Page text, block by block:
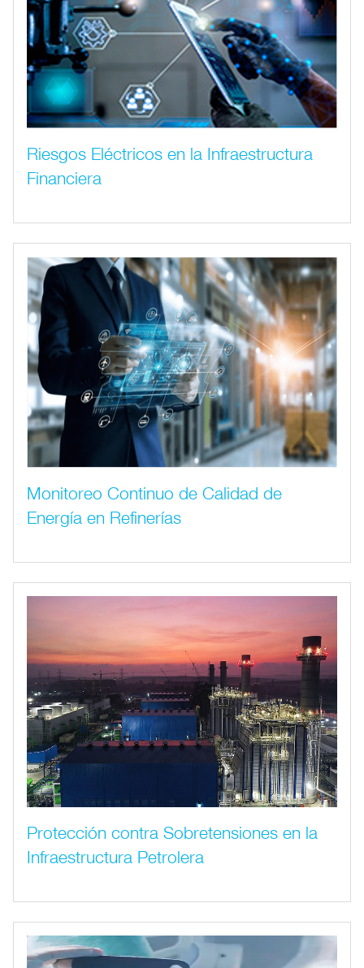
Riesgos Eléctricos en la Infraestructura
Financiera
Monitoreo Continuo de Calidad de
Energía en Refinerías
Protección contra Sobretensiones en la
Infraestructura Petrolera